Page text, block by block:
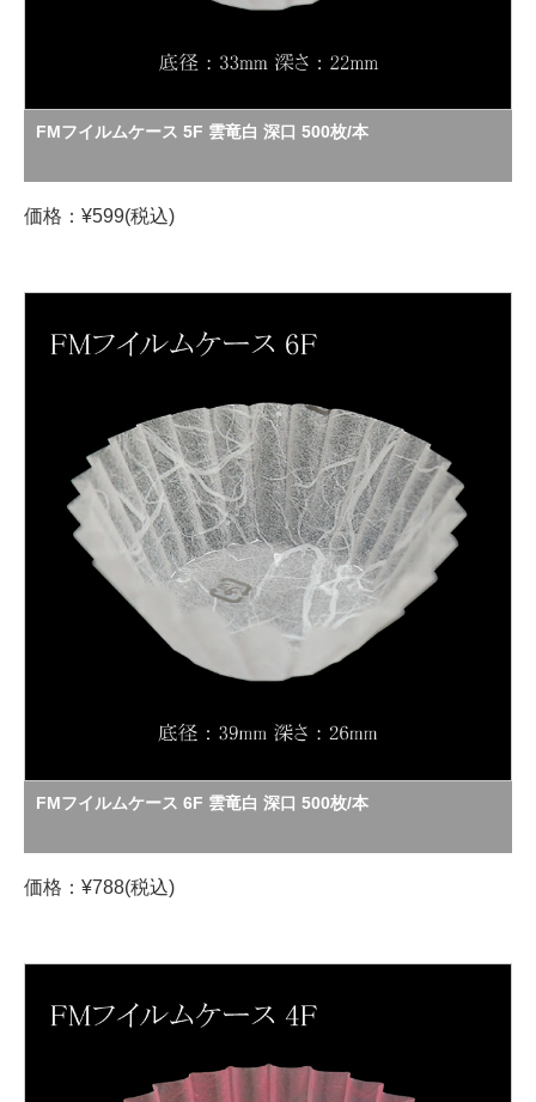
FMフイルムケース 5F 雲竜白 深口 500枚/本
価格：¥599(税込)
FMフイルムケース 6F 雲竜白 深口 500枚/本
価格：¥788(税込)